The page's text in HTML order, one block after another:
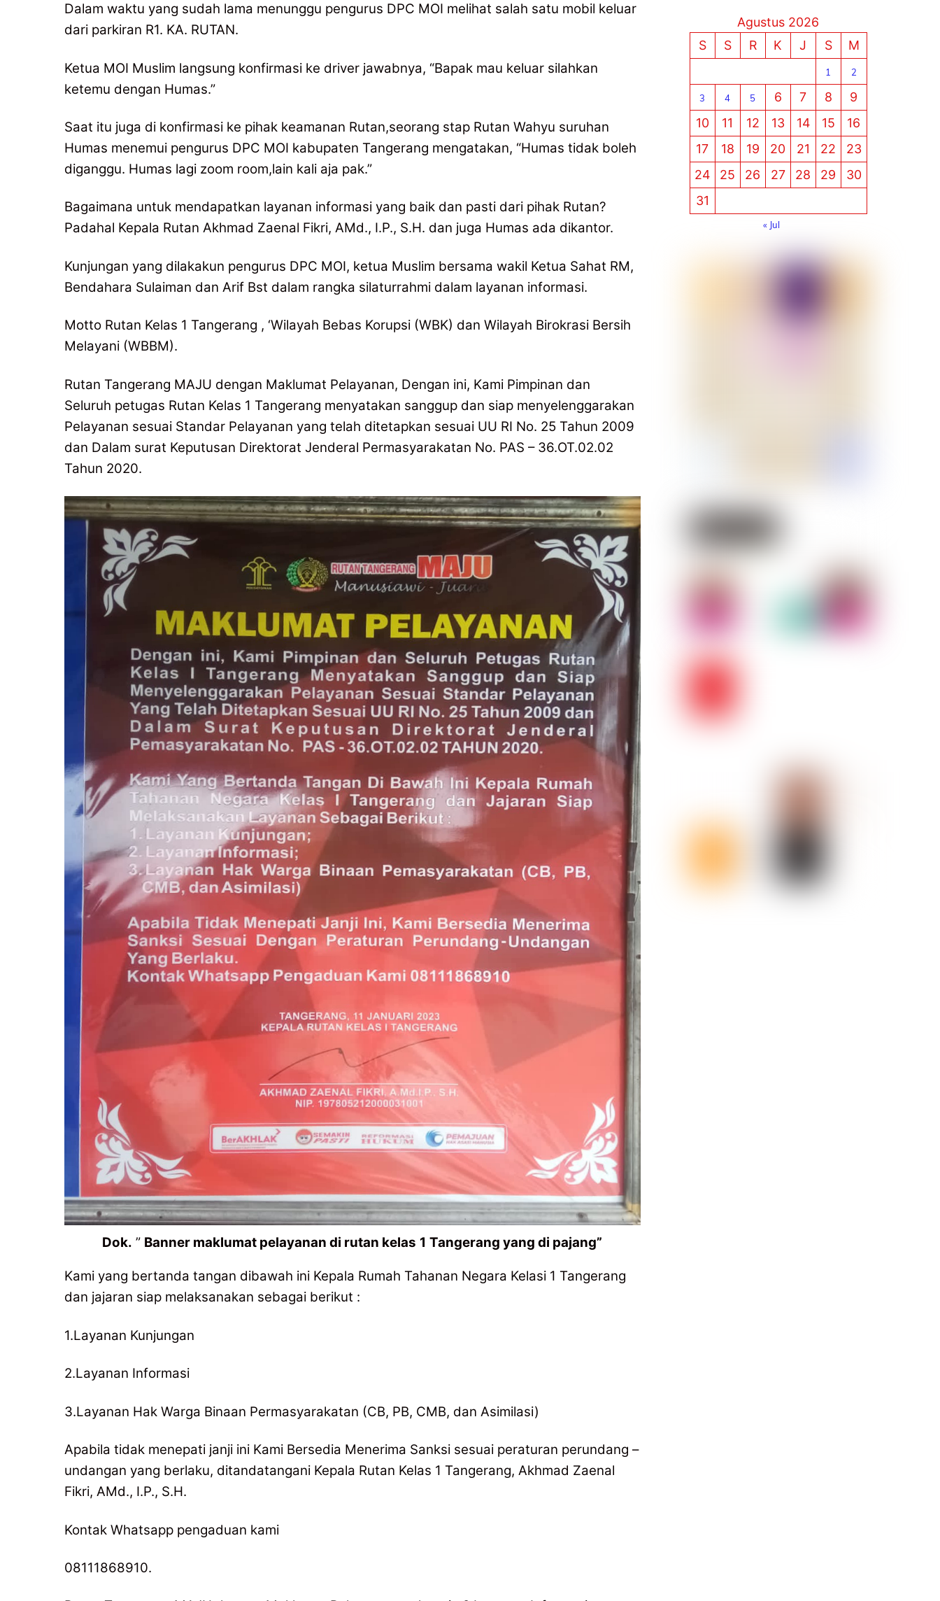
Dalam waktu yang sudah lama menunggu pengurus DPC MOI melihat salah satu mobil keluar
dari parkiran R1. KA. RUTAN.
Ketua MOI Muslim langsung konfirmasi ke driver jawabnya, “Bapak mau keluar silahkan
ketemu dengan Humas.”
Saat itu juga di konfirmasi ke pihak keamanan Rutan,seorang stap Rutan Wahyu suruhan
Humas menemui pengurus DPC MOI kabupaten Tangerang mengatakan, “Humas tidak boleh
diganggu. Humas lagi zoom room,lain kali aja pak.”
Bagaimana untuk mendapatkan layanan informasi yang baik dan pasti dari pihak Rutan?
Padahal Kepala Rutan Akhmad Zaenal Fikri, AMd., I.P., S.H. dan juga Humas ada dikantor.
Kunjungan yang dilakakun pengurus DPC MOI, ketua Muslim bersama wakil Ketua Sahat RM,
Bendahara Sulaiman dan Arif Bst dalam rangka silaturrahmi dalam layanan informasi.
Motto Rutan Kelas 1 Tangerang , ‘Wilayah Bebas Korupsi (WBK) dan Wilayah Birokrasi Bersih
Melayani (WBBM).
Rutan Tangerang MAJU dengan Maklumat Pelayanan, Dengan ini, Kami Pimpinan dan
Seluruh petugas Rutan Kelas 1 Tangerang menyatakan sanggup dan siap menyelenggarakan
Pelayanan sesuai Standar Pelayanan yang telah ditetapkan sesuai UU RI No. 25 Tahun 2009
dan Dalam surat Keputusan Direktorat Jenderal Permasyarakatan No. PAS – 36.OT.02.02
Tahun 2020.
Dok. ” Banner maklumat pelayanan di rutan kelas 1 Tangerang yang di pajang”
Kami yang bertanda tangan dibawah ini Kepala Rumah Tahanan Negara Kelasi 1 Tangerang
dan jajaran siap melaksanakan sebagai berikut :
1.Layanan Kunjungan
2.Layanan Informasi
3.Layanan Hak Warga Binaan Permasyarakatan (CB, PB, CMB, dan Asimilasi)
Apabila tidak menepati janji ini Kami Bersedia Menerima Sanksi sesuai peraturan perundang –
undangan yang berlaku, ditandatangani Kepala Rutan Kelas 1 Tangerang, Akhmad Zaenal
Fikri, AMd., I.P., S.H.
Kontak Whatsapp pengaduan kami
08111868910.
Agustus 2026
S
S R K J S M
1 2
3 4 5 6 7 8
9
10
11 12 13 14 15
16
17
18 19 20 21 22
23
24
25 26 27 28 29
30
31
« Jul